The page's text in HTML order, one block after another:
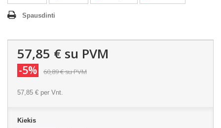
Spausdinti
57,85 € su PVM
-5% 60,89 €su PVM
57,85 € per Vnt.
Kiekis